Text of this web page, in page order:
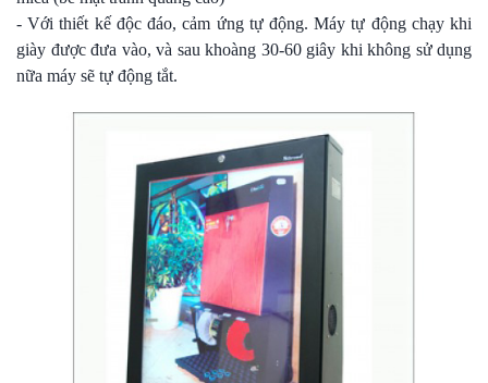
- Với thiết kế độc đáo, cảm ứng tự động. Máy tự động chạy khi
giày được đưa vào, và sau khoàng 30-60 giây khi không sử dụng
nữa máy sẽ tự động tắt.